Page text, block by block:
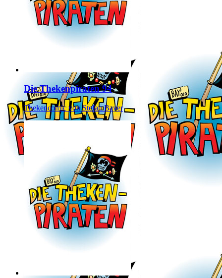
Die Thekenpiraten 94
Thekencomic von Stefan Bayer